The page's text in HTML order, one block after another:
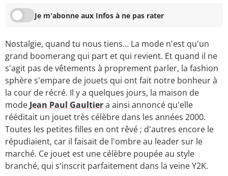
Je m'abonne aux Infos à ne pas rater
Nostalgie, quand tu nous tiens… La mode n'est qu'un
grand boomerang qui part et qui revient. Et quand il ne
s'agit pas de vêtements à proprement parler, la fashion
sphère s'empare de jouets qui ont fait notre bonheur à
la cour de récré. Il y a quelques jours, la maison de
mode Jean Paul Gaultiera ainsi annoncé qu'elle
rééditait un jouet très célèbre dans les années 2000.
Toutes les petites filles en ont rêvé ; d'autres encore le
répudiaient, car il faisait de l'ombre au leader sur le
marché. Ce jouet est une célèbre poupée au style
branché, qui s'inscrit parfaitement dans la veine Y2K.